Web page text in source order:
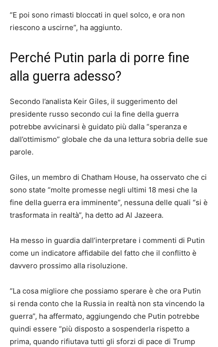
“E poi sono rimasti bloccati in quel solco, e ora non
riescono a uscirne”, ha aggiunto.
Perché Putin parla di porre fine
alla guerra adesso?
Secondo l’analista Keir Giles, il suggerimento del
presidente russo secondo cui la fine della guerra
potrebbe avvicinarsi è guidato più dalla “speranza e
dall’ottimismo” globale che da una lettura sobria delle sue
parole.
Giles, un membro di Chatham House, ha osservato che ci
sono state “molte promesse negli ultimi 18 mesi che la
fine della guerra era imminente”, nessuna delle quali “si è
trasformata in realtà”, ha detto ad Al Jazeera.
Ha messo in guardia dall’interpretare i commenti di Putin
come un indicatore affidabile del fatto che il conflitto è
davvero prossimo alla risoluzione.
“La cosa migliore che possiamo sperare è che ora Putin
si renda conto che la Russia in realtà non sta vincendo la
guerra”, ha affermato, aggiungendo che Putin potrebbe
quindi essere “più disposto a sospenderla rispetto a
prima, quando rifiutava tutti gli sforzi di pace di Trump